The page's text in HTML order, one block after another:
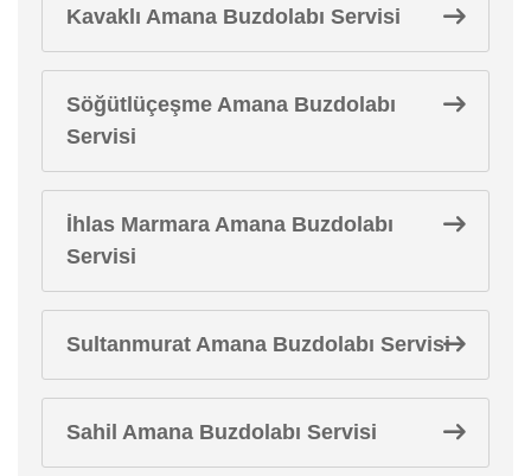
Kavaklı Amana Buzdolabı Servisi
Söğütlüçeşme Amana Buzdolabı
Servisi
İhlas Marmara Amana Buzdolabı
Servisi
Sultanmurat Amana Buzdolabı Servisi
Sahil Amana Buzdolabı Servisi